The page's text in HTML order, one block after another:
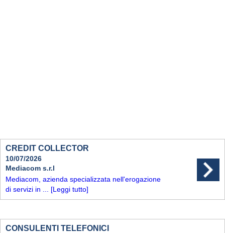
CREDIT COLLECTOR
10/07/2026
Mediacom s.r.l
Mediacom, azienda specializzata nell'erogazione
di servizi in ... [Leggi tutto]
CONSULENTI TELEFONICI